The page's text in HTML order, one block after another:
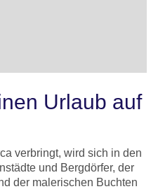
Urlaub auf
verbringt, wird sich in den
und Bergdörfer, der
der malerischen Buchten